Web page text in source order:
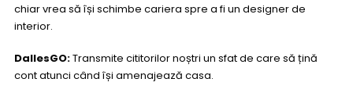
chiar vrea să își schimbe cariera spre a fi un designer de
interior.
DallesGO:Transmite cititorilor noștri un sfat de care să țină
cont atunci când își amenajează casa.